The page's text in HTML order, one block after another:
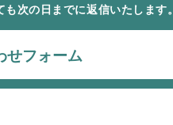
も次の日までに返信いたします。
せフォーム